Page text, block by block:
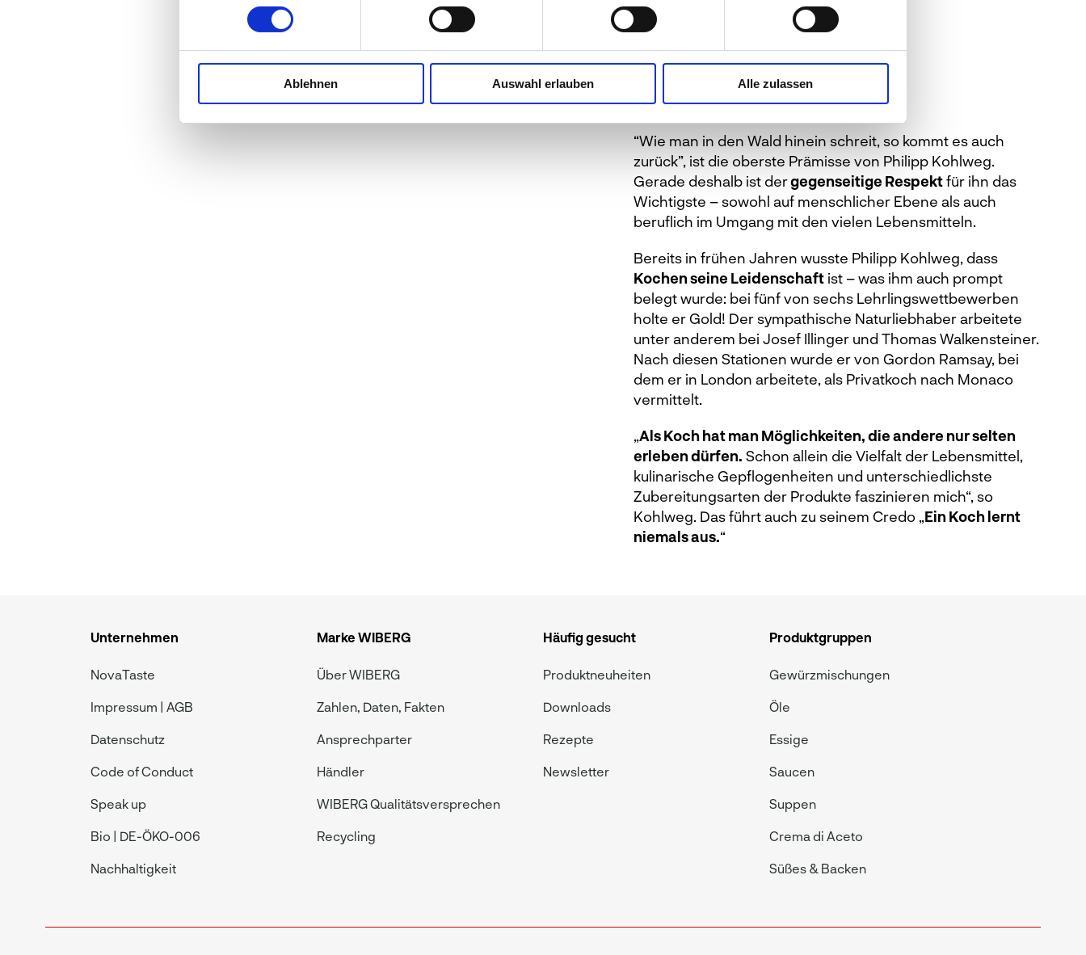
Ablehnen Auswahl erlauben Alle zulassen
Philipp Kohlweg
“Wie man in den Wald hinein schreit, so kommt es auch
zurück”, ist die oberste Prämisse von Philipp Kohlweg.
Gerade deshalb ist dergegenseitige Respektfür ihn das
Wichtigste – sowohl auf menschlicher Ebene als auch
beruflich im Umgang mit den vielen Lebensmitteln.
Bereits in frühen Jahren wusste Philipp Kohlweg, dass
Kochen seine Leidenschaft ist – was ihm auch prompt
belegt wurde: bei fünf von sechs Lehrlingswettbewerben
holte er Gold! Der sympathische Naturliebhaber arbeitete
unter anderem bei Josef Illinger und Thomas Walkensteiner.
Nach diesen Stationen wurde er von Gordon Ramsay, bei
dem er in London arbeitete, als Privatkoch nach Monaco
vermittelt.
„Als Koch hat man Möglichkeiten, die andere nur selten
erleben dürfen. Schon allein die Vielfalt der Lebensmittel,
kulinarische Gepflogenheiten und unterschiedlichste
Zubereitungsarten der Produkte faszinieren mich“, so
Kohlweg. Das führt auch zu seinem Credo „Ein Koch lernt
niemals aus.“
Unternehmen
NovaTaste
Impressum | AGB
Datenschutz
Code of Conduct
Speak up
Bio | DE-ÖKO-006
Nachhaltigkeit
Marke WIBERG
Über WIBERG
Zahlen, Daten, Fakten
Ansprechparter
Händler
WIBERG Qualitätsversprechen
Recycling
Häufig gesucht
Produktneuheiten
Downloads
Rezepte
Newsletter
Produktgruppen
Gewürzmischungen
Öle
Essige
Saucen
Suppen
Crema di Aceto
Süßes & Backen